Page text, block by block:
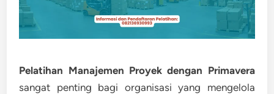
Pelatihan Manajemen Proyek dengan Primavera
sangat penting bagi organisasi yang mengelola